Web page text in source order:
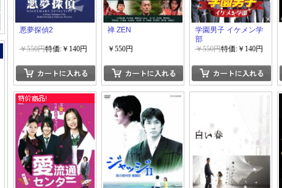
悪夢探偵2
￥550円特価:￥140円
禅 ZEN
￥550円
学園男子 イケメン学
部
￥550円特価:￥140円